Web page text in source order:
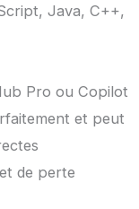
Java, C++,
Pro ou Copilot
et peut
de perte